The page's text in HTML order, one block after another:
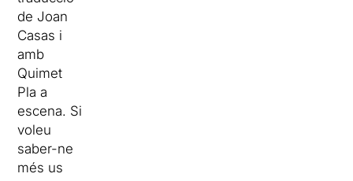
de Joan
Casas i
amb
Quimet
Pla a
escena. Si
voleu
saber-ne
més us